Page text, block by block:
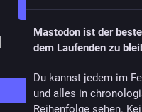
Folgen
Mastodon ist der
dem Laufenden zu
Du kannst jedem im
und alles in
Reihenfolge sehen.